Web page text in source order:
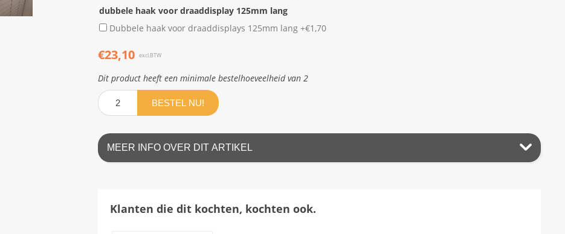
dubbele haak voor draaddisplay 125mm lang
Dubbele haak voor draaddisplays 125mm lang +€1,70
€23,10 excl.BTW
Dit product heeft een minimale bestelhoeveelheid van 2
BESTEL NU!
MEER INFO OVER DIT ARTIKEL
Klanten die dit kochten, kochten ook.